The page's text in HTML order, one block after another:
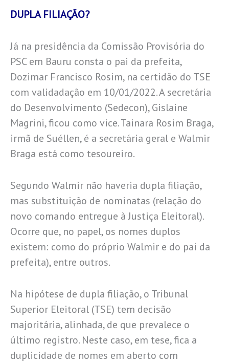
DUPLA FILIAÇÃO?
Já na presidência da Comissão Provisória do
PSC em Bauru consta o pai da prefeita,
Dozimar Francisco Rosim, na certidão do TSE
com validadação em 10/01/2022. A secretária
do Desenvolvimento (Sedecon), Gislaine
Magrini, ficou como vice. Tainara Rosim Braga,
irmã de Suéllen, é a secretária geral e Walmir
Braga está como tesoureiro.
Segundo Walmir não haveria dupla filiação,
mas substituição de nominatas (relação do
novo comando entregue à Justiça Eleitoral).
Ocorre que, no papel, os nomes duplos
existem: como do próprio Walmir e do pai da
prefeita), entre outros.
Na hipótese de dupla filiação, o Tribunal
Superior Eleitoral (TSE) tem decisão
majoritária, alinhada, de que prevalece o
último registro. Neste caso, em tese, fica a
duplicidade de nomes em aberto com